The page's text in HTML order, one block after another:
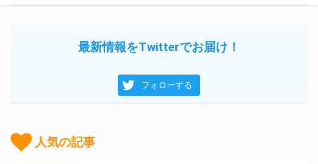
最新情報をTwitterでお届け！
フォローする
人気の記事